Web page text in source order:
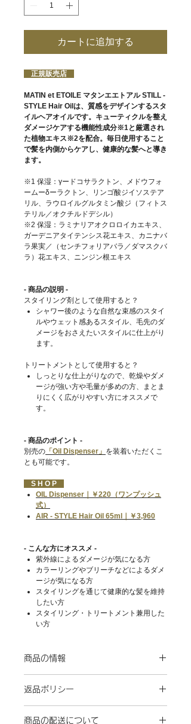
カートに追加する
正規販売店
MATIN et ETOILE マタンエエトアル STILL -
STYLE Hair Oilは、質感をデザインするスタ
イルヘアオイルです。キューティクルを整え
ダメージケアする機能性成分※1と厳選され
た植物エキス※2を配合。毎日使用すること
で髪を内側からケアし、健康的な髪へと導き
ます。
※1 保湿：γードコサラクトン、メドウフォ
ームーδーラクトン、リンゴ酸ジイソステア
リル、ラウロイルグルタミン酸ジ（フィトス
テリル／オクチルドデシル）
※2 保湿：ラミナリアオクロロイカエキス、
ガーデニアタイテンシス花エキス、カニナバ
ラ果実／（センチフォリアバラ／ダマスクバ
ラ）花エキス、ニンジン根エキス
- 商品の説明 -
スタイリング剤として使用すると？
シャワー後のような自然な束感のスタイ
ルやウェット感あるスタイル、毛先のダ
メージをおさえたいスタイルに仕上がり
ます。
トリートメントとして使用すると？
しっとりな仕上がりなので、乾燥やダメ
ージが強い方や毛量が多めの方、まとま
りにくく広がりやすい方にオススメで
す。
- 商品のポイント -
別売の 「Oil Dispenser」 を装着いただくこ
とも可能です。
S H O P
OIL Dispenser｜￥220（ワンプッシュ
式）
AIR - STYLE Hair Oil 65ml｜￥3,960
- こんな方にオススメ -
紫外線によるダメージが気になる方
カラーリングやブリーチなどによるダメ
ージが気になる方
スタイリングを通じて健康的な髪を維持
したい方
スタイリング・トリートメント兼用した
い方
商品の情報
65ml
返品ポリシー
ただし、未開封のものに限らせていただきま
商品の配送について